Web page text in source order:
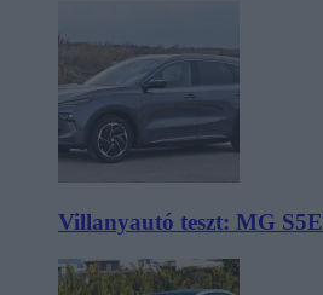
Villanyautó teszt: MG